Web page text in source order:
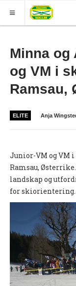
HJEM
Løpe for
Løpergruppe
Join Halden?
Støtteapparat
UFO (2.-10.
Nyheter
Presentasjon
Minna og
og VM i
Ramsau,
ELITE Anja
Junior-VM og VM
Ramsau,
landskap og
for skiorientering.